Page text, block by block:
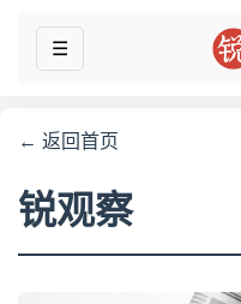
☰
← 返回首页
锐观察